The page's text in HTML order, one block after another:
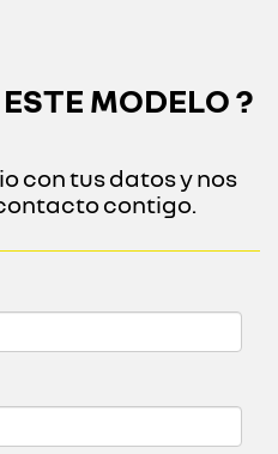
MODELO ?
con tus datos y nos
contigo.